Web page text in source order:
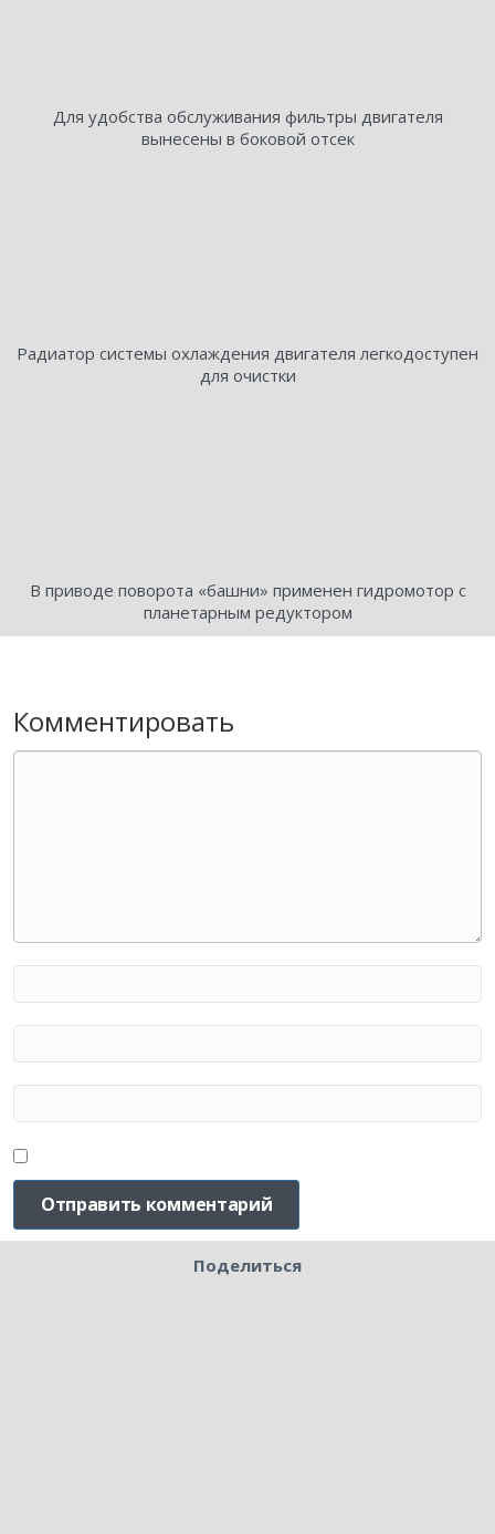
Для удобства обслуживания фильтры двигателя
вынесены в боковой отсек
Радиатор системы охлаждения двигателя легкодоступен
для очистки
В приводе поворота «башни» применен гидромотор с
планетарным редуктором
Комментировать
Поделиться